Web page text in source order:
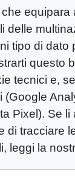
equipara
delle
tipo di dato
questo
tecnici e,
(Google
Pixel). Se li
di tracciare
leggi la
Journalism
di